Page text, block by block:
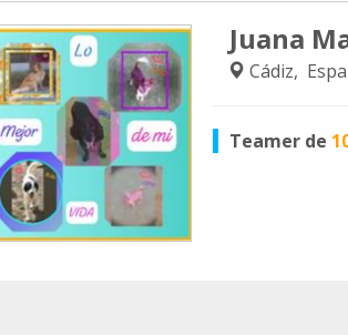
Juana
Cádiz,
Teamer de